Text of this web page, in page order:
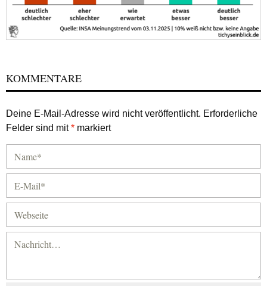
KOMMENTARE
Deine E-Mail-Adresse wird nicht veröffentlicht. Erforderliche
Felder sind mit* markiert